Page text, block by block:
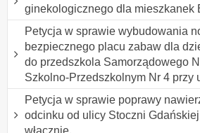
ginekologicznego dla mieszkanek
Petycja w sprawie wybudowania
bezpiecznego placu zabaw dla
do przedszkola Samorządowego
Szkolno-Przedszkolnym Nr 4 przy
Petycja w sprawie poprawy
odcinku od ulicy Stoczni
włącznie.